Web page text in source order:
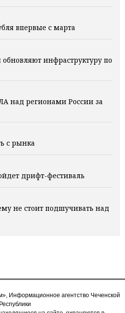
впервые с марта
инфраструктуру по
над регионами России за
с рынка
дрифт-фестиваль
не стоит подшучивать над
Информационное агентство Чеченской
Республики